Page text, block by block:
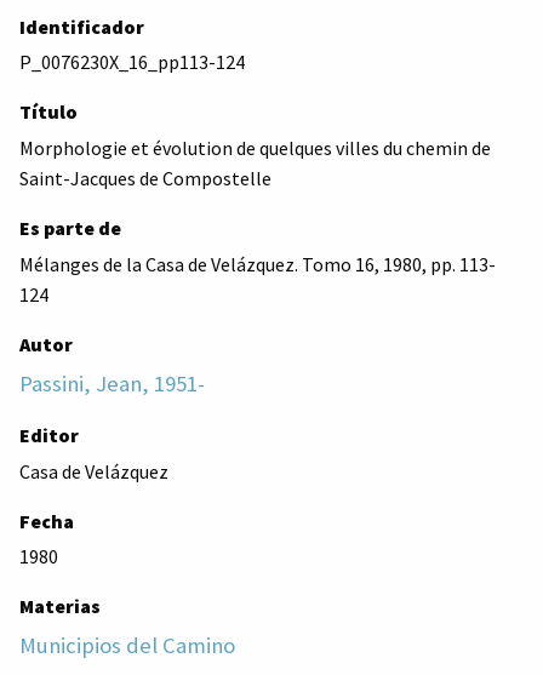
Identificador
P_0076230X_16_pp113-124
Título
Morphologie et évolution de quelques villes du chemin de
Saint-Jacques de Compostelle
Es parte de
Mélanges de la Casa de Velázquez. Tomo 16, 1980, pp. 113-
124
Autor
Passini, Jean, 1951-
Editor
Casa de Velázquez
Fecha
1980
Materias
Municipios del Camino